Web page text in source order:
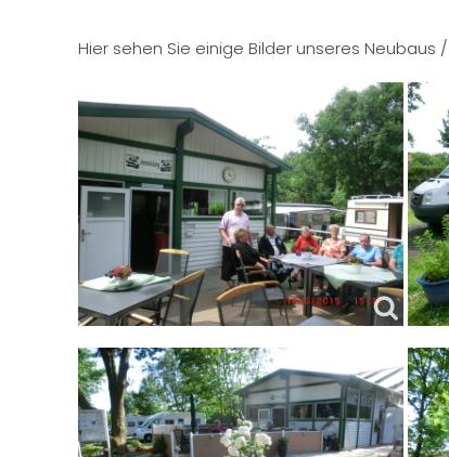
Hier sehen Sie einige Bilder unseres Neubaus